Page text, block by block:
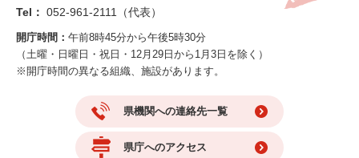
Tel： 052-961-2111（代表）
開庁時間： 午前8時45分から午後5時30分
（土曜・日曜日・祝日・12月29日から1月3日を除く）
※開庁時間の異なる組織、施設があります。
県機関への連絡先一覧
県庁へのアクセス